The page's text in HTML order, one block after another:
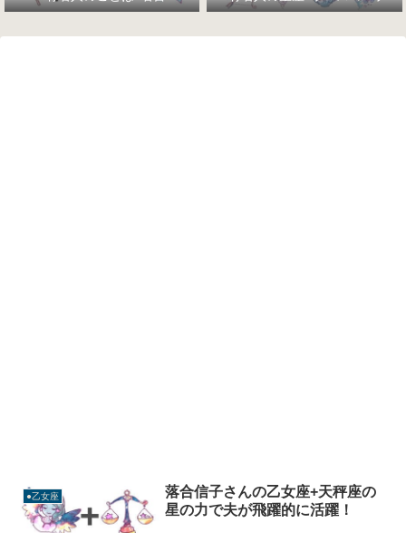
●乙女座
落合信子さんの乙女座+天秤座の
星の力で夫が飛躍的に活躍！